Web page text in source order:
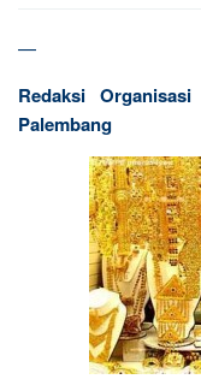
—
Redaksi
Palembang